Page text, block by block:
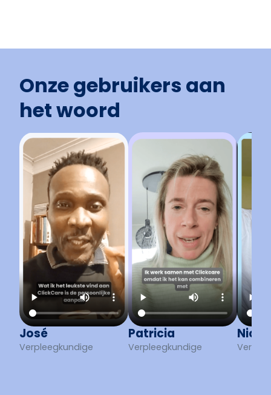
Onze gebruikers aan
het woord
José
Verpleegkundige
Patricia
Verpleegkundige
Nick